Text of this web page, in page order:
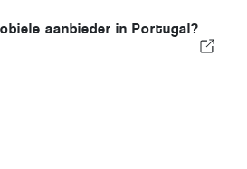
aanbieder in Portugal?